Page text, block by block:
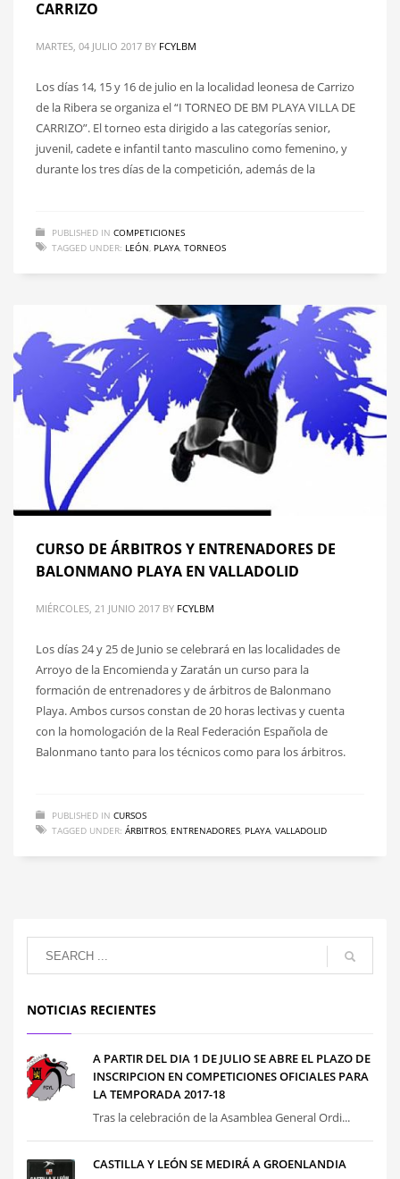
CARRIZO
MARTES, 04 JULIO 2017 BY FCYLBM
Los días 14, 15 y 16 de julio en la localidad leonesa de Carrizo
de la Ribera se organiza el “I TORNEO DE BM PLAYA VILLA DE
CARRIZO”. El torneo esta dirigido a las categorías senior,
juvenil, cadete e infantil tanto masculino como femenino, y
durante los tres días de la competición, además de la
PUBLISHED IN COMPETICIONES
TAGGED UNDER: LEÓN PLAYA TORNEOS
CURSO DE ÁRBITROS Y ENTRENADORES DE
BALONMANO PLAYA EN VALLADOLID
MIÉRCOLES, 21 JUNIO 2017 BY FCYLBM
Los días 24 y 25 de Junio se celebrará en las localidades de
Arroyo de la Encomienda y Zaratán un curso para la
formación de entrenadores y de árbitros de Balonmano
Playa. Ambos cursos constan de 20 horas lectivas y cuenta
con la homologación de la Real Federación Española de
Balonmano tanto para los técnicos como para los árbitros.
PUBLISHED IN CURSOS
TAGGED UNDER: ÁRBITROS ENTRENADORES PLAYA VALLADOLID
NOTICIAS RECIENTES
A PARTIR DEL DIA 1 DE JULIO SE ABRE EL PLAZO DE
INSCRIPCION EN COMPETICIONES OFICIALES PARA
LA TEMPORADA 2017-18
Tras la celebración de la Asamblea General Ordi...
CASTILLA Y LEÓN SE MEDIRÁ A GROENLANDIA